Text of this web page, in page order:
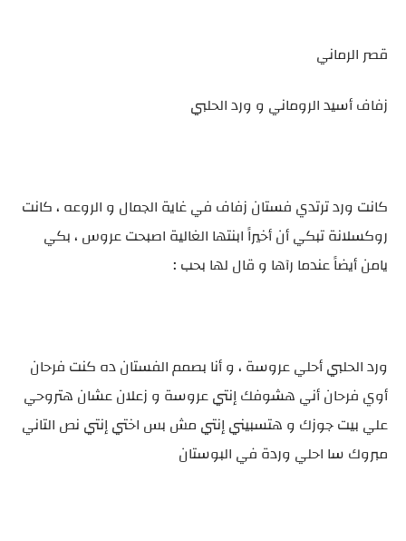
قصر الرماني
زفاف أسيد الروماني و ورد الحلبي
كانت ورد ترتدي فستان زفاف في غاية الجمال و الروعه ، كانت
روكسلانة تبكي أن أخيراً ابنتها الغالية اصبحت عروس ، بكي
يامن أيضاً عندما رآها و قال لها بحب :
ورد الحلبي أحلي عروسة ، و أنا بصمم الفستان ده كنت فرحان
أوي فرحان أني هشوفك إنتي عروسة و زعلان عشان هتروحي
علي بيت جوزك و هتسبيني إنتي مش بس اختي إنتي نص التاني
مبروك سا احلي وردة في البوستان